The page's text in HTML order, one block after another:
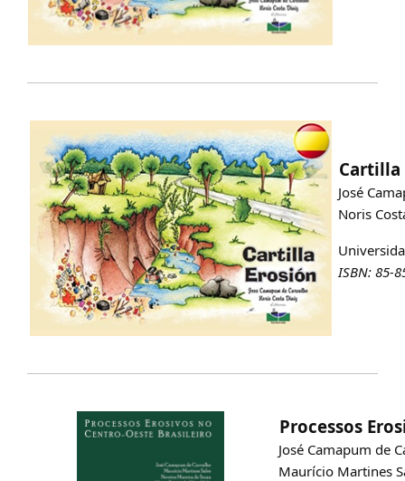
Cartilla
José
Noris
ISBN: 85-
Processos
José Camapum de
Maurício Martines